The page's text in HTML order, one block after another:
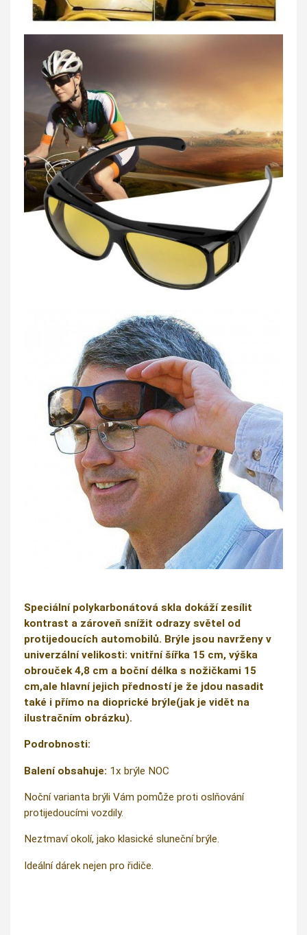
Speciální polykarbonátová skla dokáží zesílit
kontrast a zároveň snížit odrazy světel od
protijedoucích automobilů. Brýle jsou navrženy v
univerzální velikosti: vnitřní šířka 15 cm, výška
obrouček 4,8 cm a boční délka s nožičkami 15
cm,ale hlavní jejich předností je že jdou nasadit
také i přímo na dioprické brýle(jak je vidět na
ilustračním obrázku).
Podrobnosti:
Balení obsahuje: 1x brýle NOC
Noční varianta brýli Vám pomůže proti oslňování
protijedoucími vozdily.
Neztmaví okolí, jako klasické sluneční brýle.
Ideální dárek nejen pro řidiče.